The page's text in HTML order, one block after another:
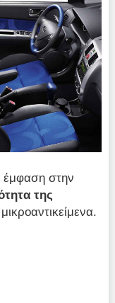
έμφαση στην
της